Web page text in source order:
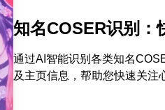
知名COSER识别：
通过AI智能识别各类知名
及主页信息，帮助您快速关注